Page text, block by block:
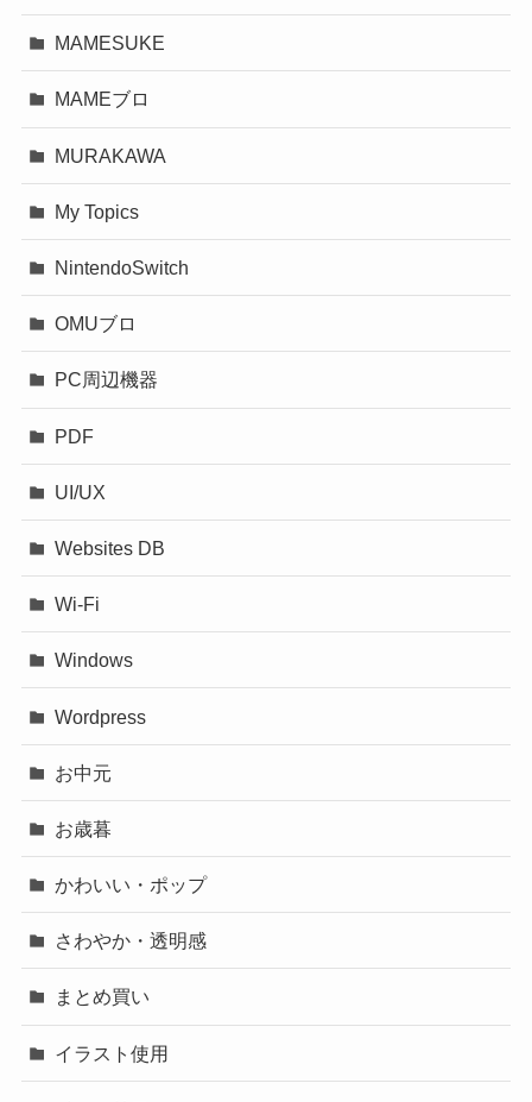
MAMESUKE
MAMEブロ
MURAKAWA
My Topics
NintendoSwitch
OMUブロ
PC周辺機器
PDF
UI/UX
Websites DB
Wi-Fi
Windows
Wordpress
お中元
お歳暮
かわいい・ポップ
さわやか・透明感
まとめ買い
イラスト使用